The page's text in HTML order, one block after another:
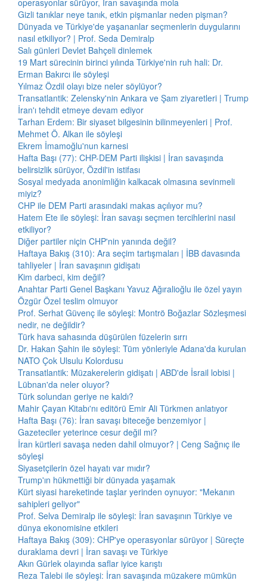
operasyonlar sürüyor, İran savaşında mola
Gizli tanıklar neye tanık, etkin pişmanlar neden pişman?
Dünyada ve Türkiye'de yaşananlar seçmenlerin duygularını
nasıl etkiliyor? | Prof. Seda Demiralp
Salı günleri Devlet Bahçeli dinlemek
19 Mart sürecinin birinci yılında Türkiye'nin ruh hali: Dr.
Erman Bakırcı ile söyleşi
Yılmaz Özdil olayı bize neler söylüyor?
Transatlantik: Zelensky'nin Ankara ve Şam ziyaretleri | Trump
İran'ı tehdit etmeye devam ediyor
Tarhan Erdem: Bir siyaset bilgesinin bilinmeyenleri | Prof.
Mehmet Ö. Alkan ile söyleşi
Ekrem İmamoğlu'nun karnesi
Hafta Başı (77): CHP-DEM Parti ilişkisi | İran savaşında
belirsizlik sürüyor, Özdil'in istifası
Sosyal medyada anonimliğin kalkacak olmasına sevinmeli
miyiz?
CHP ile DEM Parti arasındaki makas açılıyor mu?
Hatem Ete ile söyleşi: İran savaşı seçmen tercihlerini nasıl
etkiliyor?
Diğer partiler niçin CHP'nin yanında değil?
Haftaya Bakış (310): Ara seçim tartışmaları | İBB davasında
tahliyeler | İran savaşının gidişatı
Kim darbeci, kim değil?
Anahtar Parti Genel Başkanı Yavuz Ağıralioğlu ile özel yayın
Özgür Özel teslim olmuyor
Prof. Serhat Güvenç ile söyleşi: Montrö Boğazlar Sözleşmesi
nedir, ne değildir?
Türk hava sahasında düşürülen füzelerin sırrı
Dr. Hakan Şahin ile söyleşi: Tüm yönleriyle Adana'da kurulan
NATO Çok Ulsulu Kolordusu
Transatlantik: Müzakerelerin gidişatı | ABD'de İsrail lobisi |
Lübnan'da neler oluyor?
Türk solundan geriye ne kaldı?
Mahir Çayan Kitabı'nı editörü Emir Ali Türkmen anlatıyor
Hafta Başı (76): İran savaşı biteceğe benzemiyor |
Gazeteciler yeterince cesur değil mi?
İran kürtleri savaşa neden dahil olmuyor? | Ceng Sağnıç ile
söyleşi
Siyasetçilerin özel hayatı var mıdır?
Trump'ın hükmettiği bir dünyada yaşamak
Kürt siyasi hareketinde taşlar yerinden oynuyor: "Mekanın
sahipleri geliyor"
Prof. Selva Demiralp ile söyleşi: İran savaşının Türkiye ve
dünya ekonomisine etkileri
Haftaya Bakış (309): CHP'ye operasyonlar sürüyor | Süreçte
duraklama devri | İran savaşı ve Türkiye
Akın Gürlek olayında saflar iyice karıştı
Reza Talebi ile söyleşi: İran savaşında müzakere mümkün